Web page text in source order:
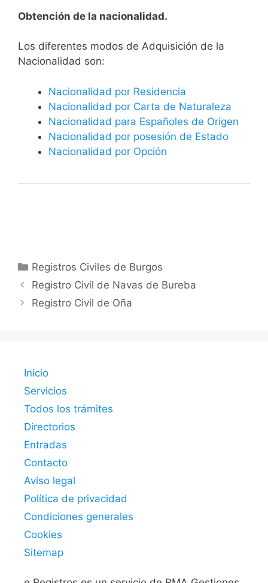
Obtención de la nacionalidad.
​​​Los diferentes modos de Adquisición de la
Nacionalidad son:
Nacionalidad por Residencia
Nacionalidad por Carta de Naturaleza
Nacionalidad para Españoles de Origen
Nacionalidad por posesión de Estado
Nacionalidad por Opción
Categorías
Registros Civiles de Burgos
Registro Civil de Navas de Bureba
Registro Civil de Oña
Inicio
Servicios
Todos los trámites
Directorios
Entradas
Contacto
Aviso legal
Política de privacidad
Condiciones generales
Cookies
Sitemap